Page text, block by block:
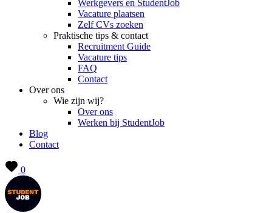
Werkgevers en StudentJob
Vacature plaatsen
Zelf CVs zoeken
Praktische tips & contact
Recruitment Guide
Vacature tips
FAQ
Contact
Over ons
Wie zijn wij?
Over ons
Werken bij StudentJob
Blog
Contact
0